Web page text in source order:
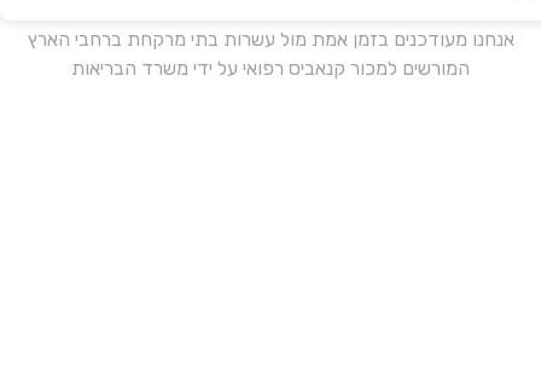
אנחנו מעודכנים בזמן אמת מול עשרות בתי מרקחת ברחבי הארץ
המורשים למכור קנאביס רפואי על ידי משרד הבריאות